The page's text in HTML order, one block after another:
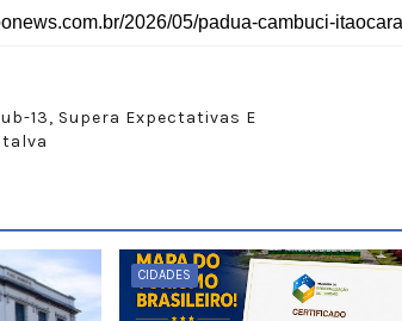
13, Supera Expectativas E
CIDADES